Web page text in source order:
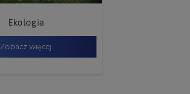
Ekologia
Zobacz więcej